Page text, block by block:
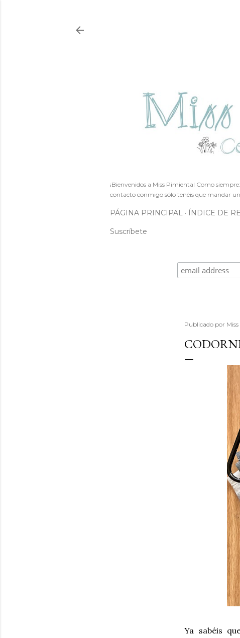
¡Bienvenidos a Miss Pimienta! Como
contacto conmigo sólo tenéis que mandar
PÁGINA PRINCIPAL ÍNDICE DE
Suscríbete
Publicado por
Ya sabéis